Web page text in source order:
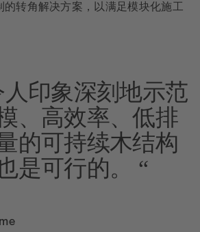
的转角解决方案，以满足模块化施工
印象深刻地示范
、高效率、低排
的可持续木结构
是可行的。